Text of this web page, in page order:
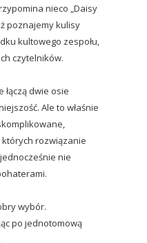
nieco „Daisy
poznajemy kulisy
kultowego zespołu,
czytelników.
łączą dwie osie
Ale to właśnie
rozwiązanie
nie
wybór.
po jednotomową